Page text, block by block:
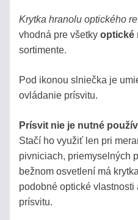
Krytka hranolu optického
vhodná pre všetky optické
sortimente.
Pod ikonou slniečka je
ovládanie prísvitu.
Prísvit nie je nutné
Stačí ho využiť len pri
pivniciach, priemyselných
bežnom osvetlení má
podobné optické vlastnosti
prísvitu.